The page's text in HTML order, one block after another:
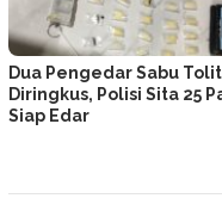
Dua Pengedar Sabu
Diringkus, Polisi Sita 25
Siap Edar